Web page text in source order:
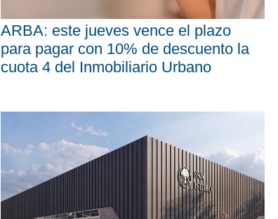
ARBA: este jueves vence el plazo
para pagar con 10% de descuento la
cuota 4 del Inmobiliario Urbano